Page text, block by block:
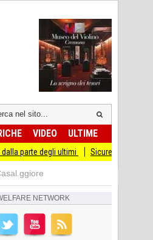
VIDEO ULTIME
ultimi Sicurezza I Giovani
NETWORK